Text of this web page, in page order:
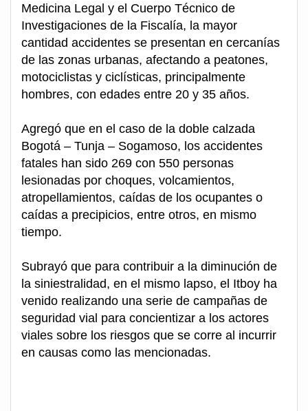
Medicina Legal y el Cuerpo Técnico de
Investigaciones de la Fiscalía, la mayor
cantidad accidentes se presentan en cercanías
de las zonas urbanas, afectando a peatones,
motociclistas y ciclísticas, principalmente
hombres, con edades entre 20 y 35 años.
Agregó que en el caso de la doble calzada
Bogotá – Tunja – Sogamoso, los accidentes
fatales han sido 269 con 550 personas
lesionadas por choques, volcamientos,
atropellamientos, caídas de los ocupantes o
caídas a precipicios, entre otros, en mismo
tiempo.
Subrayó que para contribuir a la diminución de
la siniestralidad, en el mismo lapso, el Itboy ha
venido realizando una serie de campañas de
seguridad vial para concientizar a los actores
viales sobre los riesgos que se corre al incurrir
en causas como las mencionadas.